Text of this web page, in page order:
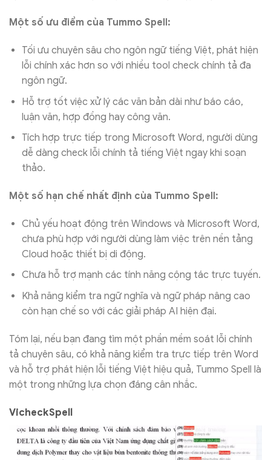
Một số ưu điểm của Tummo Spell:
Tối ưu chuyên sâu cho ngôn ngữ tiếng Việt, phát hiện
lỗi chính xác hơn so với nhiều tool check chính tả đa
ngôn ngữ.
Hỗ trợ tốt việc xử lý các văn bản dài như báo cáo,
luận văn, hợp đồng hay công văn.
Tích hợp trực tiếp trong Microsoft Word, người dùng
dễ dàng check lỗi chính tả tiếng Việt ngay khi soạn
thảo.
Một số hạn chế nhất định của Tummo Spell:
Chủ yếu hoạt động trên Windows và Microsoft Word,
chưa phù hợp với người dùng làm việc trên nền tảng
Cloud hoặc thiết bị di động.
Chưa hỗ trợ mạnh các tính năng cộng tác trực tuyến.
Khả năng kiểm tra ngữ nghĩa và ngữ pháp nâng cao
còn hạn chế so với các giải pháp AI hiện đại.
Tóm lại, nếu bạn đang tìm một phần mềm soát lỗi chính
tả chuyên sâu, có khả năng kiểm tra trực tiếp trên Word
và hỗ trợ phát hiện lỗi tiếng Việt hiệu quả, Tummo Spell là
một trong những lựa chọn đáng cân nhắc.
VicheckSpell